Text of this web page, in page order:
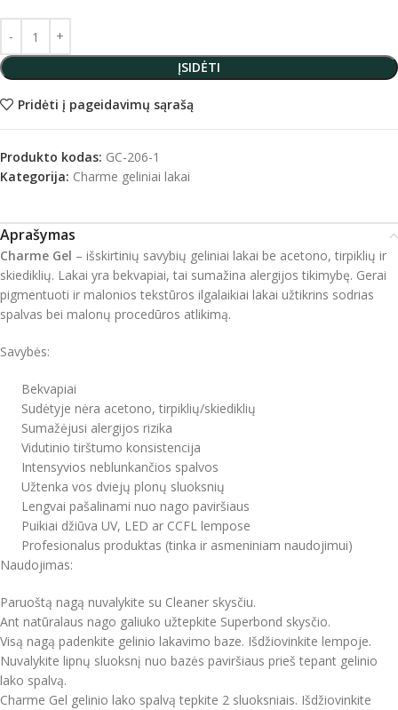
ĮSIDĖTI
Pridėti į pageidavimų sąrašą
Produkto kodas: GC-206-1
Kategorija: Charme geliniai lakai
Aprašymas
Charme Gel – išskirtinių savybių geliniai lakai be acetono, tirpiklių ir
skiediklių. Lakai yra bekvapiai, tai sumažina alergijos tikimybę. Gerai
pigmentuoti ir malonios tekstūros ilgalaikiai lakai užtikrins sodrias
spalvas bei malonų procedūros atlikimą.
Savybės:
Bekvapiai
Sudėtyje nėra acetono, tirpiklių/skiediklių
Sumažėjusi alergijos rizika
Vidutinio tirštumo konsistencija
Intensyvios neblunkančios spalvos
Užtenka vos dviejų plonų sluoksnių
Lengvai pašalinami nuo nago paviršiaus
Puikiai džiūva UV, LED ar CCFL lempose
Profesionalus produktas (tinka ir asmeniniam naudojimui)
Naudojimas:
Paruoštą nagą nuvalykite su Cleaner skysčiu.
Ant natūralaus nago galiuko užtepkite Superbond skysčio.
Visą nagą padenkite gelinio lakavimo baze. Išdžiovinkite lempoje.
Nuvalykite lipnų sluoksnį nuo bazės paviršiaus prieš tepant gelinio
lako spalvą.
Charme Gel gelinio lako spalvą tepkite 2 sluoksniais. Išdžiovinkite